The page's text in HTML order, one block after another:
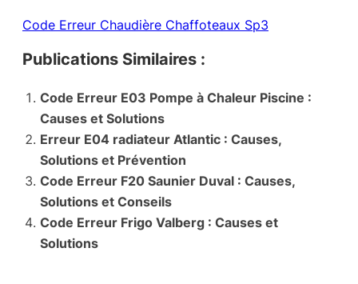
Code Erreur Chaudière Chaffoteaux Sp3
Publications Similaires :
Code Erreur E03 Pompe à Chaleur Piscine :
Causes et Solutions
Erreur E04 radiateur Atlantic : Causes,
Solutions et Prévention
Code Erreur F20 Saunier Duval : Causes,
Solutions et Conseils
Code Erreur Frigo Valberg : Causes et
Solutions